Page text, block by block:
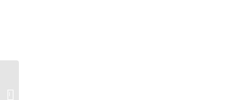
כנס OKCon / היום השני – יוסף ויסמן